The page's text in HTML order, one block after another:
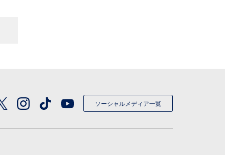
ソーシャルメディア一覧